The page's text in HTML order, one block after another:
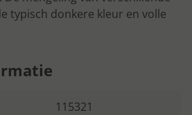
typisch donkere kleur en volle
115321